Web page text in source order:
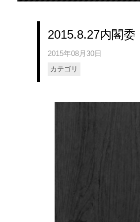
2015.8.27内閣
2015年08月30日
カテゴリ